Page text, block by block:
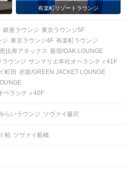
有楽町リゾートラウンジ
銀座ラウンジ 東京ラウンジ5F
ジ 東京ラウンジ4F 有楽町ラウンジ
恵比寿アネックス 新宿/OAK LOUNGE
ラウンジ サンマリエ本社オペラシティ41F
町田 赤坂/GREEN JACKET LOUNGE
ペラシティ40F
らいラウンジ ツヴァイ藤沢
柏 ツヴァイ船橋